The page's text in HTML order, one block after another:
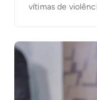
vítimas de